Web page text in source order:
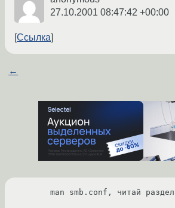
27.10.2001 08:47:42 +00:00
Ссылка
←
man smb.conf, читай